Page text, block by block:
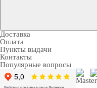
Доставка
Оплата
Пункты выдачи
Контакты
Популярные вопросы